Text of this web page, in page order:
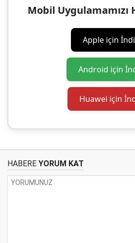
Mobil
Apple için
Android için
Huawei için
HABERE YORUM KAT